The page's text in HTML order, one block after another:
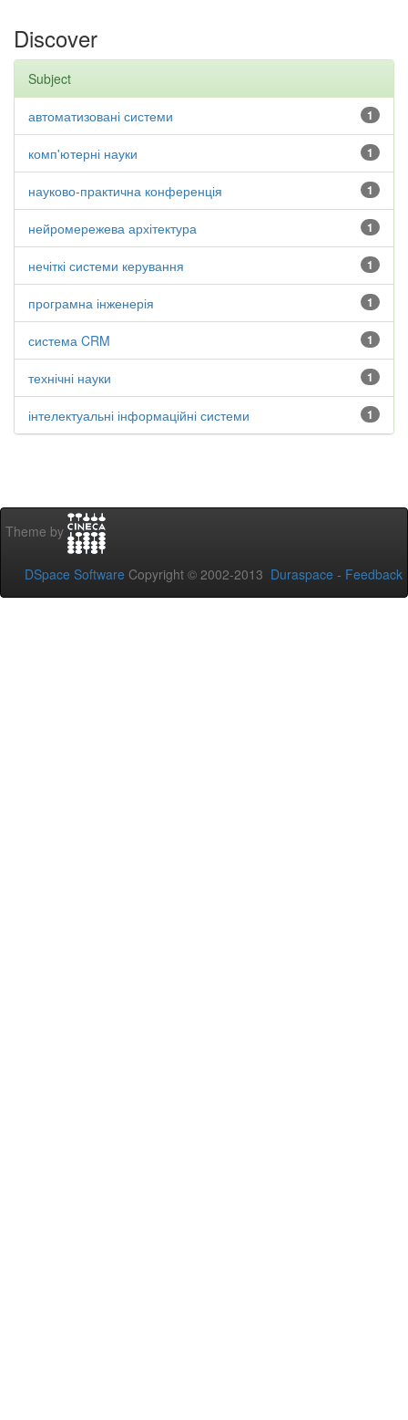
Discover
Subject
1
автоматизовані системи
1
комп'ютерні науки
1
науково-практична конференція
1
нейромережева архітектура
1
нечіткі системи керування
1
програмна інженерія
1
система CRM
1
технічні науки
1
інтелектуальні інформаційні системи
Theme by
DSpace Software Copyright © 2002-2013 Duraspace - Feedback